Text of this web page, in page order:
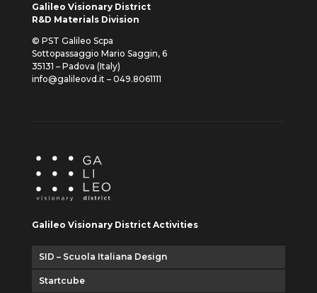
Galileo Visionary District
R&D Materials Division
© PST Galileo Scpa
Sottopassaggio Mario Saggin, 6
35131 – Padova (Italy)
info@galileovd.it – 049.8061111
Galileo Visionary District Activities
SID – Scuola Italiana Design
Startcube